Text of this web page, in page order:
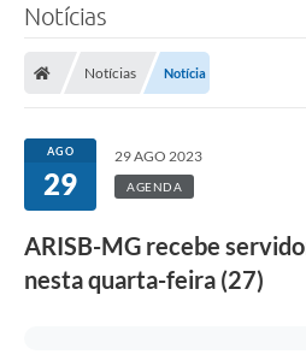
Notícias
Notícias Notícia
AGO
29
29 AGO 2023
AGENDA
ARISB-MG recebe
nesta quarta-feira (27)